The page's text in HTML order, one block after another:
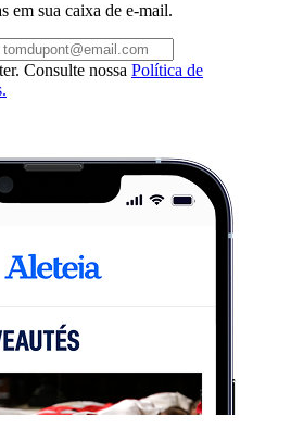
em sua caixa de e-mail.
Consulte nossa Política de